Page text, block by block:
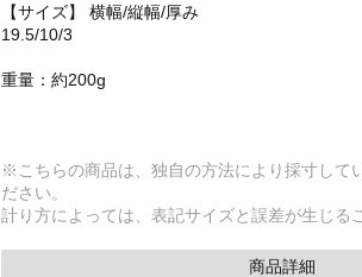
【サイズ】 横幅/縦幅/厚み
19.5/10/3
重量：約200g
※こちらの商品は、独自の方法により採寸して
ださい。
計り方によっては、表記サイズと誤差が生じる
商品詳細